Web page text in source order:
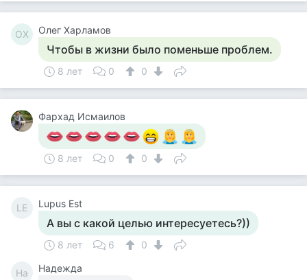
ОХ Олег Харламов
Чтобы в жизни было поменьше проблем.
8 лет 0 0
Фархад Исмаилов
8 лет 0 0
LE Lupus Est
А вы с какой целью интересуетесь?))
8 лет 6 0
На Надежда